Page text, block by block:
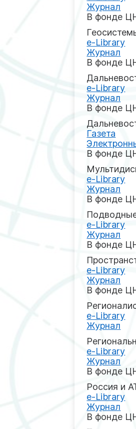
Журнал
В фонде
e-Library
Журнал
В фонде
e-Library
Журнал
В фонде
Газета
В фонде
е-Library
Журнал
В фонде
e-Library
Журнал
В фонде
e-Library
Журнал
В фонде
e-Library
Журнал
e-Library
Журнал
В фонде
Россия и
e-Library
Журнал
В фонде